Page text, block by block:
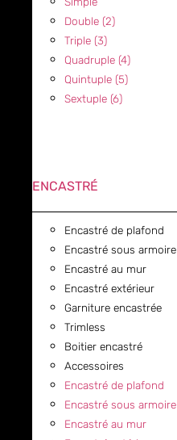
Double (2)
Triple (3)
Quadruple (4)
Quintuple (5)
Sextuple (6)
ENCASTRÉ
Encastré de plafond
Encastré sous armoire
Encastré au mur
Encastré extérieur
Garniture encastrée
Trimless
Boitier encastré
Accessoires
Encastré de plafond
Encastré sous armoire
Encastré au mur